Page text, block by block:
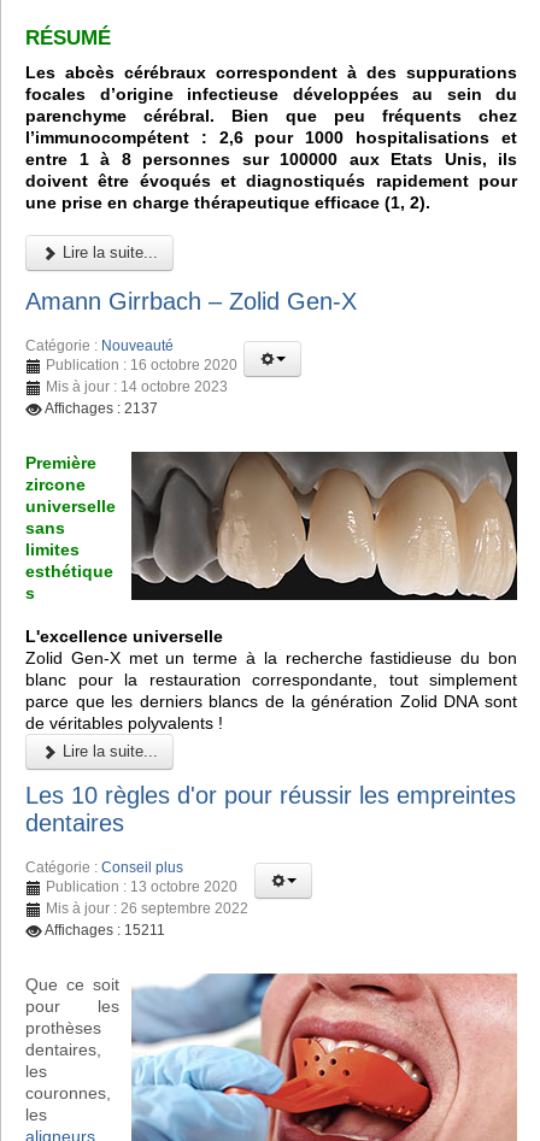
RÉSUMÉ
Les abcès cérébraux correspondent à des suppurations
focales d’origine infectieuse développées au sein du
parenchyme cérébral. Bien que peu fréquents chez
l’immunocompétent : 2,6 pour 1000 hospitalisations et
entre 1 à 8 personnes sur 100000 aux Etats Unis, ils
doivent être évoqués et diagnostiqués rapidement pour
une prise en charge thérapeutique efficace (1, 2).
Lire la suite...
Amann Girrbach – Zolid Gen-X
Catégorie : Nouveauté
Publication : 16 octobre 2020
Mis à jour : 14 octobre 2023
Affichages : 2137
Première
zircone
universelle
sans
limites
esthétique
s
L'excellence universelle
Zolid Gen-X met un terme à la recherche fastidieuse du bon
blanc pour la restauration correspondante, tout simplement
parce que les derniers blancs de la génération Zolid DNA sont
de véritables polyvalents !
Lire la suite...
Les 10 règles d'or pour réussir les empreintes
dentaires
Catégorie : Conseil plus
Publication : 13 octobre 2020
Mis à jour : 26 septembre 2022
Affichages : 15211
Que ce soit
pour les
prothèses
dentaires,
les
couronnes,
les
aligneurs